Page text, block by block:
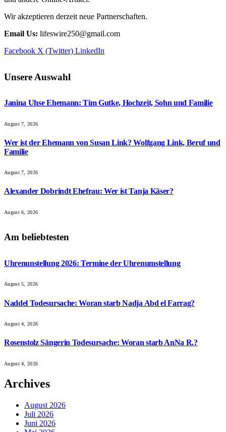
Wir akzeptieren derzeit neue Partnerschaften.
Email Us: lifeswire250@gmail.com
Facebook X (Twitter) LinkedIn
Unsere Auswahl
Janina Uhse Ehemann: Tim Gutke, Hochzeit, Sohn und Familie
August 7, 2026
Wer ist der Ehemann von Susan Link? Wolfgang Link, Beruf und
Familie
August 7, 2026
Alexander Dobrindt Ehefrau: Wer ist Tanja Käser?
August 6, 2026
Am beliebtesten
Uhrenunstellung 2026: Termine der Uhrenumstellung
August 5, 2026
Naddel Todesursache: Woran starb Nadja Abd el Farrag?
August 4, 2026
Rosenstolz Sängerin Todesursache: Woran starb AnNa R.?
August 4, 2026
Archives
August 2026
Juli 2026
Juni 2026